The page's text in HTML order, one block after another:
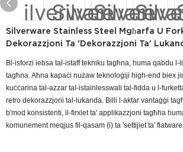
Silverware Stainless Steel Mgħarfa U
Dekorazzjoni Ta 'Dekorazzjoni Ta'
Bl-isforzi iebsa tal-istaff tekniku tagħna, huma qabdu
tagħna. Aħna kapaċi nużaw teknoloġiji high-end biex
kuċċarina tal-azzar tal-istainlesswali tal-fidda u l-
retro dekorazzjoni tal-lukanda. Billi l-aktar vantaġġi
b'mod konsistenti, il-firxiet ta' applikazzjoni tagħha
komunement meqjus fil-qasam (i) ta 'settijiet ta'